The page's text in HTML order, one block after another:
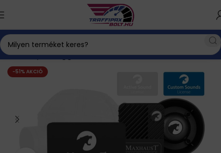
Kezdőlap Hanggenerátor
-51% AKCIÓ